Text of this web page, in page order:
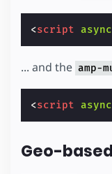
<script async
... and the amp-
<script async
Geo-